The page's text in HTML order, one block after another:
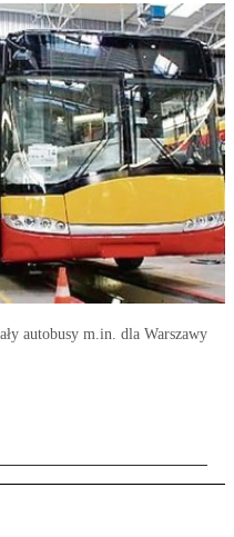
autobusy m.in. dla Warszawy